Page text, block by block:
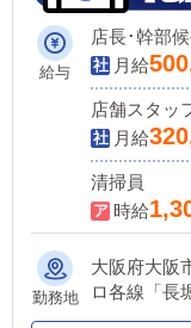
給与
店長･幹部
月給
店舗スタッ
月給
清掃員
時給
勤務地
大阪府大阪市中央区
ロ各線「長
ロ各線「堺